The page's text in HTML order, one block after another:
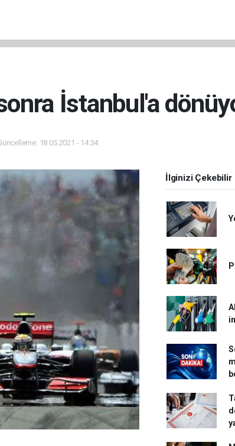
İstanbul'a
18.05.2021 - 14:34
İlginizi Çekebilir